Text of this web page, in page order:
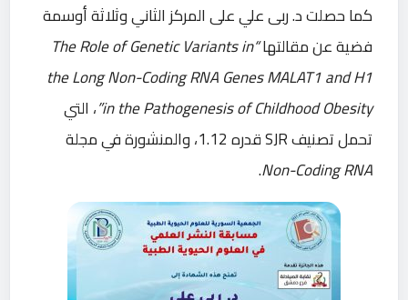
كما حصلت د. ربى علي على المركز الثاني وثلاثة أوسمة
فضية عن مقالتها“The Role of Genetic Variants in
the Long Non-Coding RNA Genes MALAT1 and H1
in the Pathogenesis of Childhood Obesity” ، التي
تحمل تصنيف SJR قدره 1.12، والمنشورة في مجلة
Non-Coding RNA
.